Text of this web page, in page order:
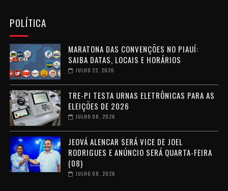
POLÍTICA
MARATONA DAS CONVENÇÕES NO PIAUÍ:
SAIBA DATAS, LOCAIS E HORÁRIOS
JULHO 22, 2026
TRE-PI TESTA URNAS ELETRÔNICAS PARA AS
ELEIÇÕES DE 2026
JULHO 08, 2026
JEOVÁ ALENCAR SERÁ VICE DE JOEL
RODRIGUES E ANÚNCIO SERÁ QUARTA-FEIRA
(08)
JULHO 08, 2026